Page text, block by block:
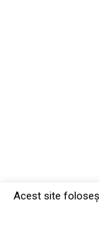
Acest site